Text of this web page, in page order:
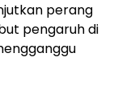
perang
pengaruh di